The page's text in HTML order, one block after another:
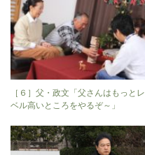
［６］父・政文「父さんはもっとレ
ベル高いところをやるぞ～」